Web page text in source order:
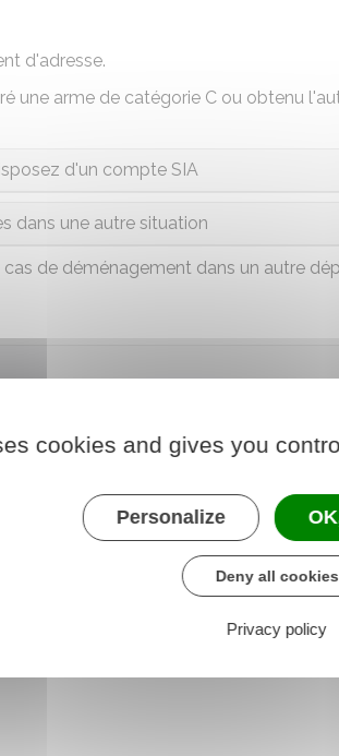
d'adresse.
une arme de catégorie C ou obtenu
d'un compte SIA
dans une autre situation
de déménagement dans un autre
L311-2 à L311-4
R312-50 à R312-51-1
R317-1 à R317-8
cookies and gives you
Personalize
Deny all cookies
Privacy policy